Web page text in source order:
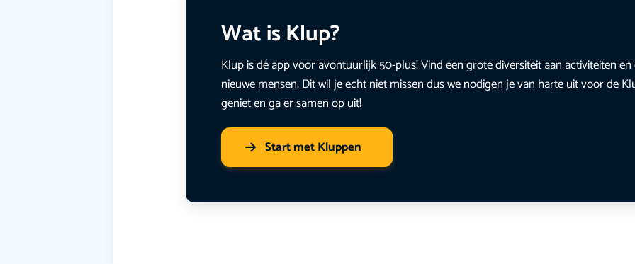
Wat is Klup?
Klup is dé app voor avontuurlijk 50-plus! Vind een grote diversiteit aan activiteiten
nieuwe mensen. Dit wil je echt niet missen dus we nodigen je van harte uit voor de
geniet en ga er samen op uit!
Start met Kluppen